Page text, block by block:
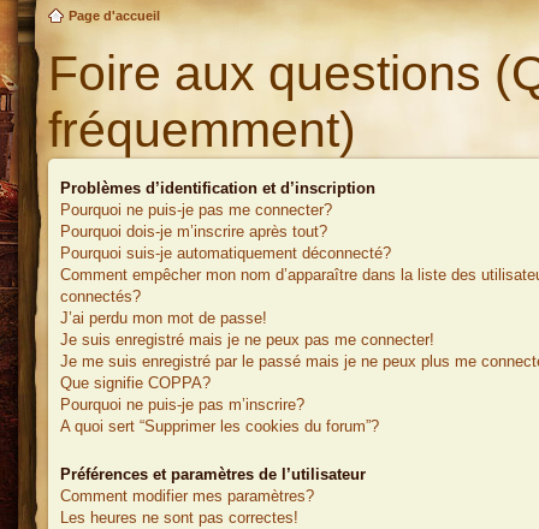
Page d'accueil
Foire aux questions
fréquemment)
Problèmes d’identification et d’inscription
Pourquoi ne puis-je pas me connecter?
Pourquoi dois-je m’inscrire après tout?
Pourquoi suis-je automatiquement déconnecté?
Comment empêcher mon nom d’apparaître dans la liste des
connectés?
J’ai perdu mon mot de passe!
Je suis enregistré mais je ne peux pas me connecter!
Je me suis enregistré par le passé mais je ne peux plus me
Que signifie COPPA?
Pourquoi ne puis-je pas m’inscrire?
A quoi sert “Supprimer les cookies du forum”?
Préférences et paramètres de l’utilisateur
Comment modifier mes paramètres?
Les heures ne sont pas correctes!